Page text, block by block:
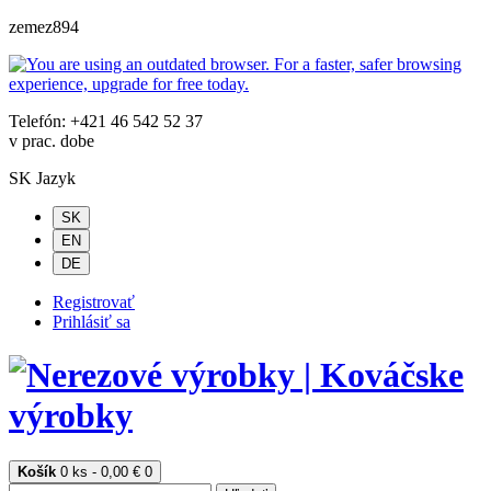
zemez894
Telefón: +421 46 542 52 37
v prac. dobe
SK Jazyk
SK
EN
DE
Registrovať
Prihlásiť sa
Košík 0 ks - 0,00 € 0